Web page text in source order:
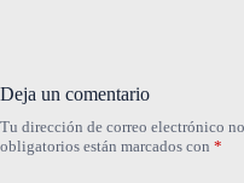
Deja un comentario
Tu dirección de correo electrónico
obligatorios están marcados con *